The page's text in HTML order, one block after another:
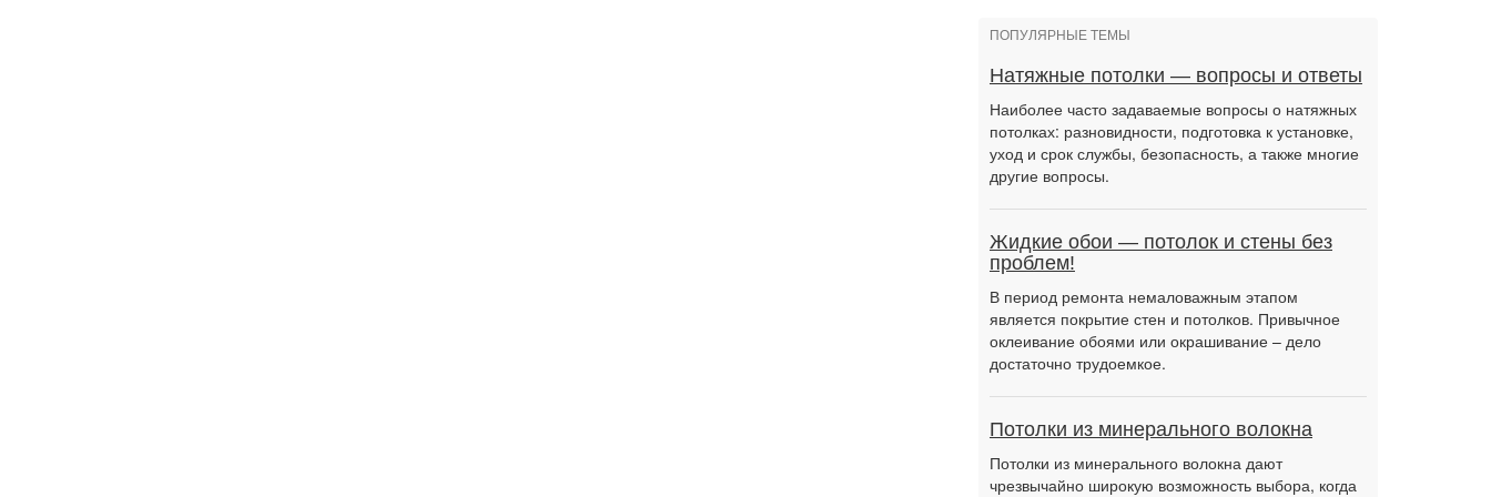
ПОПУЛЯРНЫЕ ТЕМЫ
Натяжные потолки — вопросы и ответы
Наиболее часто задаваемые вопросы о натяжных
потолках: разновидности, подготовка к установке,
уход и срок службы, безопасность, а также многие
другие вопросы.
Жидкие обои — потолок и стены без
проблем!
В период ремонта немаловажным этапом
является покрытие стен и потолков. Привычное
оклеивание обоями или окрашивание – дело
достаточно трудоемкое.
Потолки из минерального волокна
Потолки из минерального волокна дают
чрезвычайно широкую возможность выбора, когда